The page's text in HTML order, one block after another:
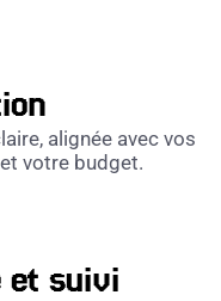
alignée avec vos
votre budget.
et suivi